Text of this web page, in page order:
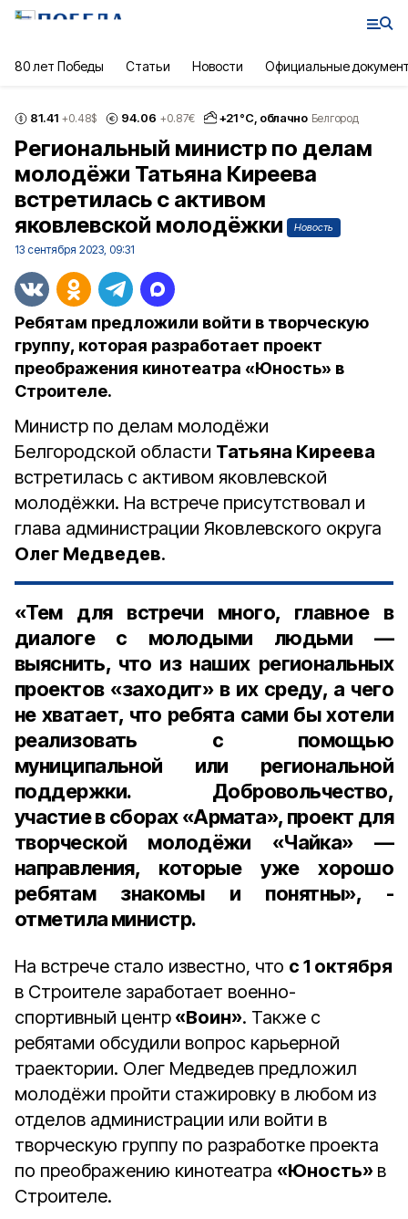
80 лет Победы Статьи Новости Официальные
81.41 +0.48$ 94.06 +0.87€ +21°С, облачно Белгород
Региональный министр по делам
молодёжи Татьяна Киреева
встретилась с активом
яковлевской молодёжки
Новость
13 сентября 2023, 09:31
Ребятам предложили войти в творческую
группу, которая разработает проект
преображения кинотеатра «Юность» в
Строителе.
Министр по делам молодёжи
Белгородской области Татьяна Киреева
встретилась с активом яковлевской
молодёжки. На встрече присутствовал и
глава администрации Яковлевского округа
Олег Медведев.
«Тем для встречи много, главное в
диалоге с молодыми людьми —
выяснить, что из наших региональных
проектов «заходит» в их среду, а чего
не хватает, что ребята сами бы хотели
реализовать с помощью
муниципальной или региональной
поддержки. Добровольчество,
участие в сборах «Армата», проект для
творческой молодёжи «Чайка» —
направления, которые уже хорошо
ребятам знакомы и понятны», -
отметила министр.
На встрече стало известно, что с 1 октября
в Строителе заработает военно-
спортивный центр «Воин». Также с
ребятами обсудили вопрос карьерной
траектории. Олег Медведев предложил
молодёжи пройти стажировку в любом из
отделов администрации или войти в
творческую группу по разработке проекта
по преображению кинотеатра «Юность» в
Строителе.